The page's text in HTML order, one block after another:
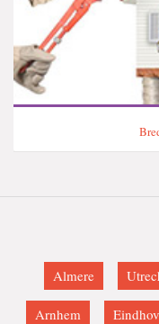
Almere
Arnhem